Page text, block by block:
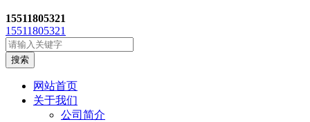
15511805321
15511805321
搜索
网站首页
关于我们
公司简介